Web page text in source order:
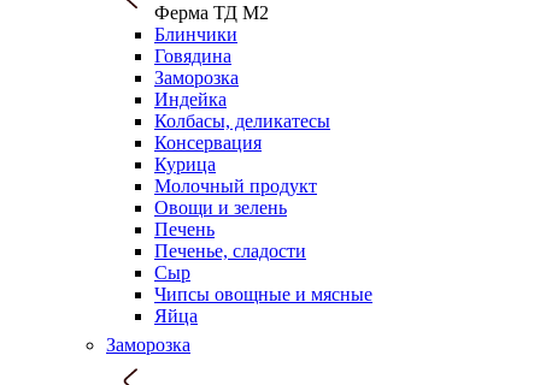
Ферма ТД М2
Блинчики
Говядина
Заморозка
Индейка
Колбасы, деликатесы
Консервация
Курица
Молочный продукт
Овощи и зелень
Печень
Печенье, сладости
Сыр
Чипсы овощные и мясные
Яйца
Заморозка